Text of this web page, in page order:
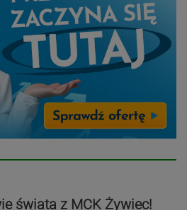
świata z MCK Żywiec!